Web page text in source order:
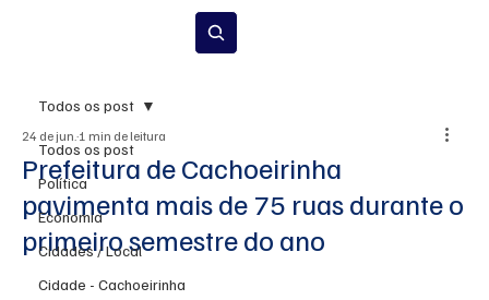
Todos os post
Política
Economia
Cidades / Local
Cidade - Cachoeirinha
Todos os post
Prefeitura de Cachoeirinha
pavimenta mais de 75 ruas durante o
primeiro semestre do ano
24 de jun. 1 min de leitura